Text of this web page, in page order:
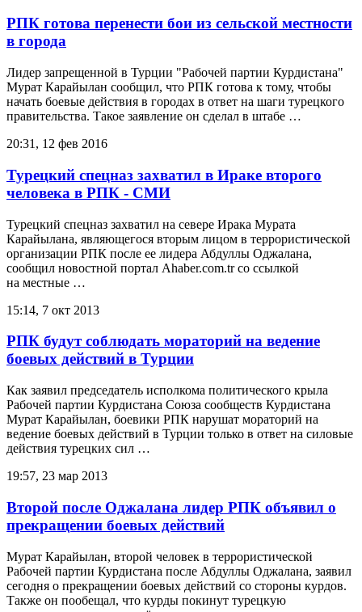
РПК готова перенести бои из сельской местности
в города
Лидер запрещенной в Турции "Рабочей партии Курдистана"
Мурат Карайылан сообщил, что РПК готова к тому, чтобы
начать боевые действия в городах в ответ на шаги турецкого
правительства. Такое заявление он сделал в штабе …
20:31, 12 фев 2016
Турецкий спецназ захватил в Ираке второго
человека в РПК - СМИ
Турецкий спецназ захватил на севере Ирака Мурата
Карайылана, являющегося вторым лицом в террористической
организации РПК после ее лидера Абдуллы Оджалана,
сообщил новостной портал Ahaber.com.tr со ссылкой
на местные …
15:14, 7 окт 2013
РПК будут соблюдать мораторий на ведение
боевых действий в Турции
Как заявил председатель исполкома политического крыла
Рабочей партии Курдистана Союза сообществ Курдистана
Мурат Карайылан, боевики РПК нарушат мораторий на
ведение боевых действий в Турции только в ответ на силовые
действия турецких сил …
19:57, 23 мар 2013
Второй после Оджалана лидер РПК объявил о
прекращении боевых действий
Мурат Карайылан, второй человек в террористической
Рабочей партии Курдистана после Абдуллы Оджалана, заявил
сегодня о прекращении боевых действий со стороны курдов.
Также он пообещал, что курды покинут турецкую